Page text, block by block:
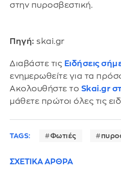
στην πυροσβεστική.
Πηγή: skai.gr
Διαβάστε τις Ειδήσεις
ενημερωθείτε για τα
Ακολουθήστε το Skai.gr
μάθετε πρώτοι όλες τις
TAGS: Φωτιές
ΣΧΕΤΙΚΑ ΑΡΘΡΑ